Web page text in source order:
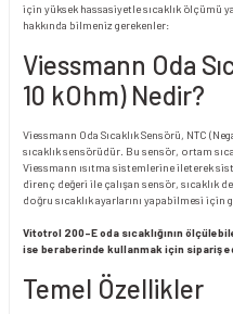
için yüksek hassasiyetle sıcaklık ölçümü
hakkında bilmeniz gerekenler:
Viessmann Oda
10 kOhm) Nedir?
Viessmann Oda Sıcaklık Sensörü, NTC
sıcaklık sensörüdür. Bu sensör, ortam
Viessmann ısıtma sistemlerine ileterek
direnç değeri ile çalışan sensör, sıcaklık
doğru sıcaklık ayarlarını yapabilmesi için
Vitotrol 200-E oda sıcaklığının
ise beraberinde kullanmak için sipariş
Temel Özellikler